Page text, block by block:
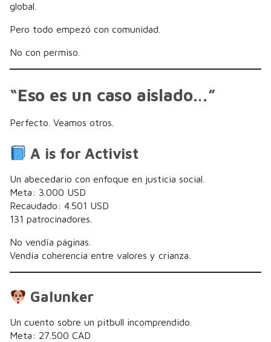
global.
Pero todo empezó con comunidad.
No con permiso.
“Eso es un caso aislado…”
Perfecto. Veamos otros.
A is for Activist
Un abecedario con enfoque en justicia social.
Meta: 3.000 USD
Recaudado: 4.501 USD
131 patrocinadores.
No vendía páginas.
Vendía coherencia entre valores y crianza.
Galunker
Un cuento sobre un pitbull incomprendido.
Meta: 27.500 CAD